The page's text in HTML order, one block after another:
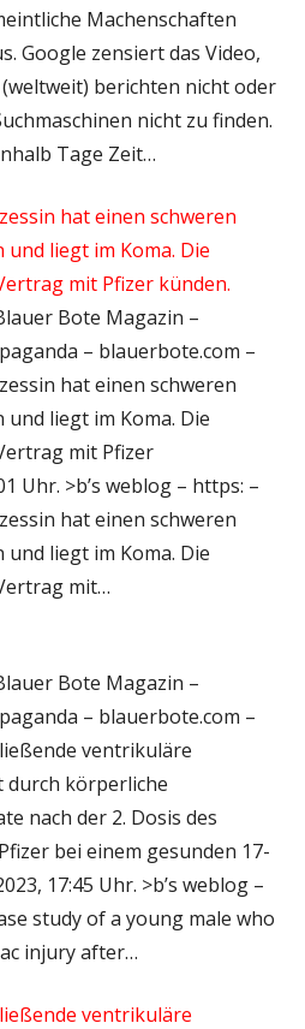
Machenschaften
Google zensiert das Video,
berichten nicht oder
nicht zu finden.
Tage Zeit…
hat einen schweren
und liegt im Koma. Die
mit Pfizer künden.
Bote Magazin –
– blauerbote.com –
hat einen schweren
und liegt im Koma. Die
mit Pfizer
Uhr. >b’s weblog – https: –
hat einen schweren
und liegt im Koma. Die
mit…
Bote Magazin –
– blauerbote.com –
ventrikuläre
durch körperliche
nach der 2. Dosis des
bei einem gesunden 17-
17:45 Uhr. >b’s weblog –
study of a young male who
injury after…
ventrikuläre